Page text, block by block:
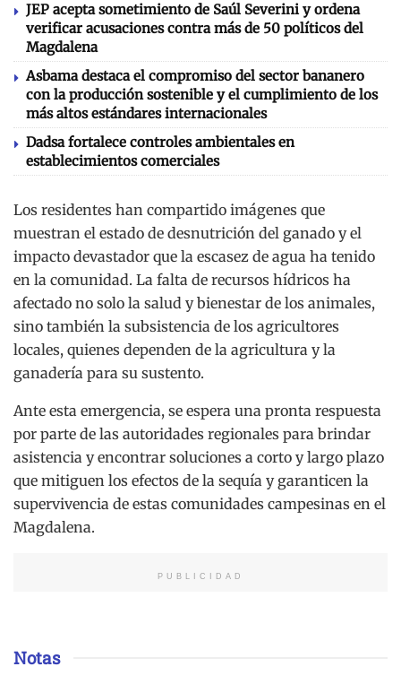
JEP acepta sometimiento de Saúl Severini y ordena
verificar acusaciones contra más de 50 políticos del
Magdalena
Asbama destaca el compromiso del sector bananero
con la producción sostenible y el cumplimiento de los
más altos estándares internacionales
Dadsa fortalece controles ambientales en
establecimientos comerciales
Los residentes han compartido imágenes que
muestran el estado de desnutrición del ganado y el
impacto devastador que la escasez de agua ha tenido
en la comunidad. La falta de recursos hídricos ha
afectado no solo la salud y bienestar de los animales,
sino también la subsistencia de los agricultores
locales, quienes dependen de la agricultura y la
ganadería para su sustento.
Ante esta emergencia, se espera una pronta respuesta
por parte de las autoridades regionales para brindar
asistencia y encontrar soluciones a corto y largo plazo
que mitiguen los efectos de la sequía y garanticen la
supervivencia de estas comunidades campesinas en el
Magdalena.
PUBLICIDAD
Notas